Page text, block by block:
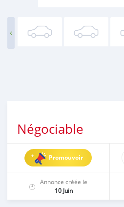
Négociable
Promouvoir
Annonce créée le
10 Juin